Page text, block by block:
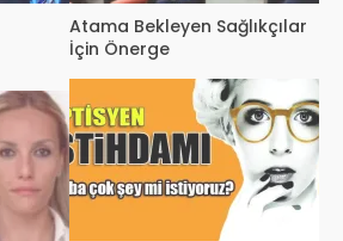
Atama Bekleyen Sağlıkçılar
İçin Önerge